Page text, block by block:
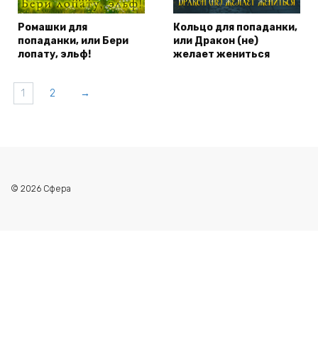
Ромашки для
попаданки, или Бери
лопату, эльф!
Кольцо для попаданки,
или Дракон (не)
желает жениться
1 2 →
© 2026 Сфера